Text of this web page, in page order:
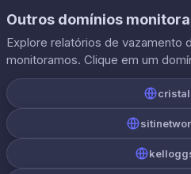
Outros domínios
Explore relatórios de vazamento
monitoramos. Clique em um